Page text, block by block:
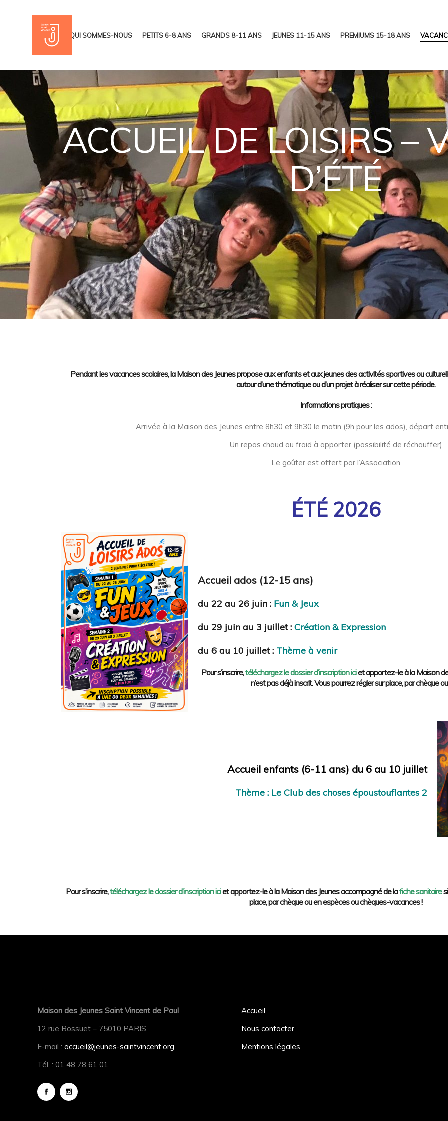
ACCUEIL QUI SOMMES-NOUS PETITS 6-8 ANS GRANDS 8-11 ANS JEUNES 11-15 ANS PREMIUMS 15-18 ANS
ACCUEIL DE LOISIRS –
D’ÉTÉ
Pendant les vacances scolaires, la Maison des Jeunes propose aux enfants et aux jeunes des activités sportives ou
autour d’une thématique ou d’un projet à réaliser sur cette période.
Informations pratiques :
Arrivée à la Maison des Jeunes entre 8h30 et 9h30 le matin (9h pour les ados), départ
Un repas chaud ou froid à apporter (possibilité de réchauffer)
Le goûter est offert par l’Association
ÉTÉ 2026
Accueil ados (12-15 ans)
du 22 au 26 juin : Fun & Jeux
du 29 juin au 3 juillet : Création & Expression
du 6 au 10 juillet : Thème à venir
Pour s’inscrire,téléchargez le dossier d’inscription iciet apportez-le à la Maison
n’est pas déjà inscrit. Vous pourrez régler sur place, par chèque
Accueil enfants (6-11 ans) du 6 au 10 juillet
Thème : Le Club des choses époustouflantes 2
Pour s’inscrire,téléchargez le dossier d’inscription iciet apportez-le à la Maison des Jeunes accompagné de lafiche sanitaire
place, par chèque ou en espèces ou chèques-vacances !
Maison des Jeunes Saint Vincent de Paul
12 rue Bossuet – 75010 PARIS
E-mail : accueil@jeunes-saintvincent.org
Tél. : 01 48 78 61 01
Accueil
Nous contacter
Mentions légales